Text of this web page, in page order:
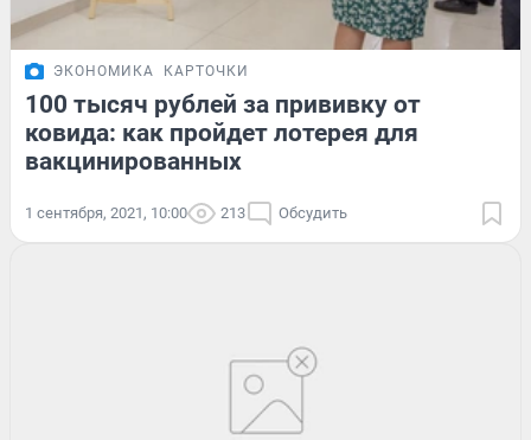
ЭКОНОМИКА КАРТОЧКИ
100 тысяч рублей за прививку от
ковида: как пройдет лотерея для
вакцинированных
1 сентября, 2021, 10:00 213 Обсудить